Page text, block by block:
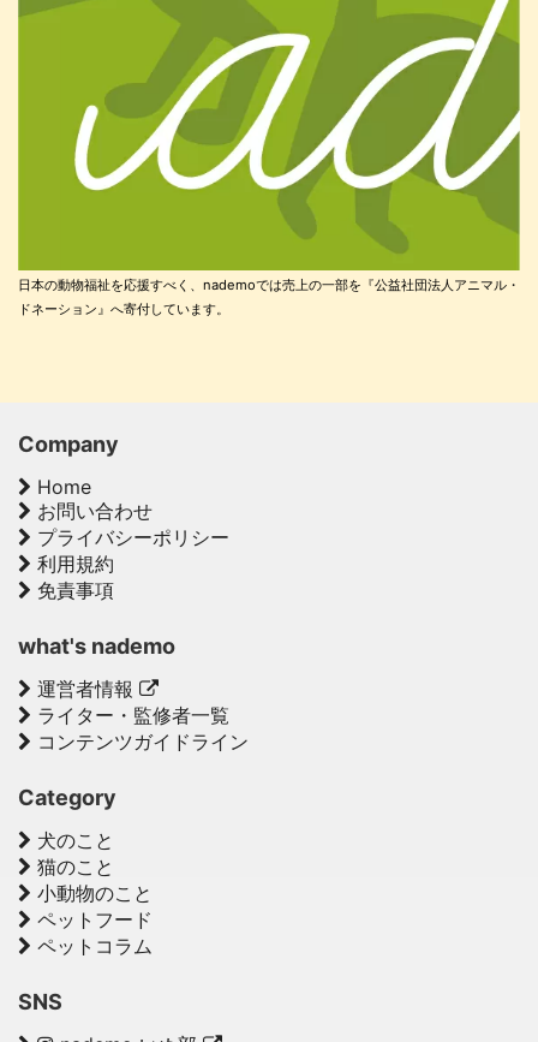
日本の動物福祉を応援すべく、nademoでは売上の一部を『公益社団法人アニマル・
ドネーション』へ寄付しています。
Company
Home
お問い合わせ
プライバシーポリシー
利用規約
免責事項
what's nademo
運営者情報
ライター・監修者一覧
コンテンツガイドライン
Category
犬のこと
猫のこと
小動物のこと
ペットフード
ペットコラム
SNS